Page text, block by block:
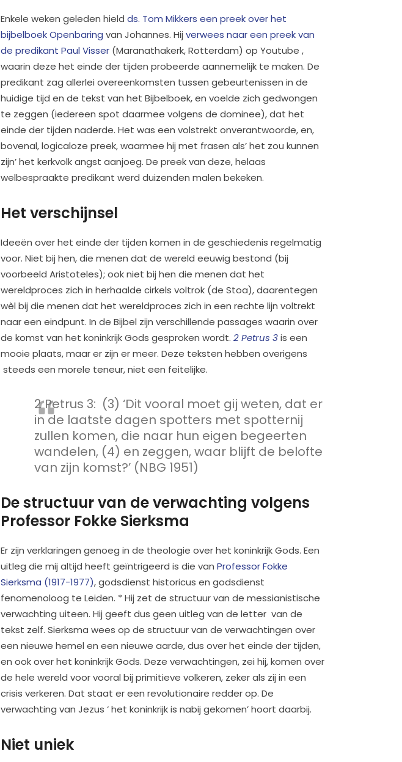
Enkele weken geleden hield ds. Tom Mikkers een preek over het
bijbelboek Openbaring van Johannes. Hij verwees naar een preek van
de predikant Paul Visser (Maranathakerk, Rotterdam) op Youtube ,
waarin deze het einde der tijden probeerde aannemelijk te maken. De
predikant zag allerlei overeenkomsten tussen gebeurtenissen in de
huidige tijd en de tekst van het Bijbelboek, en voelde zich gedwongen
te zeggen (iedereen spot daarmee volgens de dominee), dat het
einde der tijden naderde. Het was een volstrekt onverantwoorde, en,
bovenal, logicaloze preek, waarmee hij met frasen als’ het zou kunnen
zijn’ het kerkvolk angst aanjoeg. De preek van deze, helaas
welbespraakte predikant werd duizenden malen bekeken.
Het verschijnsel
Ideeën over het einde der tijden komen in de geschiedenis regelmatig
voor. Niet bij hen, die menen dat de wereld eeuwig bestond (bij
voorbeeld Aristoteles); ook niet bij hen die menen dat het
wereldproces zich in herhaalde cirkels voltrok (de Stoa), daarentegen
wèl bij die menen dat het wereldproces zich in een rechte lijn voltrekt
naar een eindpunt. In de Bijbel zijn verschillende passages waarin over
de komst van het koninkrijk Gods gesproken wordt. 2 Petrus 3is een
mooie plaats, maar er zijn er meer. Deze teksten hebben overigens
steeds een morele teneur, niet een feitelijke.
2 Petrus 3: (3) ‘Dit vooral moet gij weten, dat er
in de laatste dagen spotters met spotternij
zullen komen, die naar hun eigen begeerten
wandelen, (4) en zeggen, waar blijft de belofte
van zijn komst?’ (NBG 1951)
De structuur van de verwachting volgens
Professor Fokke Sierksma
Er zijn verklaringen genoeg in de theologie over het koninkrijk Gods. Een
uitleg die mij altijd heeft geïntrigeerd is die van Professor Fokke
Sierksma (1917-1977), godsdienst historicus en godsdienst
fenomenoloog te Leiden. * Hij zet de structuur van de messianistische
verwachting uiteen. Hij geeft dus geen uitleg van de letter van de
tekst zelf. Sierksma wees op de structuur van de verwachtingen over
een nieuwe hemel en een nieuwe aarde, dus over het einde der tijden,
en ook over het koninkrijk Gods. Deze verwachtingen, zei hij, komen over
de hele wereld voor vooral bij primitieve volkeren, zeker als zij in een
crisis verkeren. Dat staat er een revolutionaire redder op. De
verwachting van Jezus ‘ het koninkrijk is nabij gekomen’ hoort daarbij.
Niet uniek